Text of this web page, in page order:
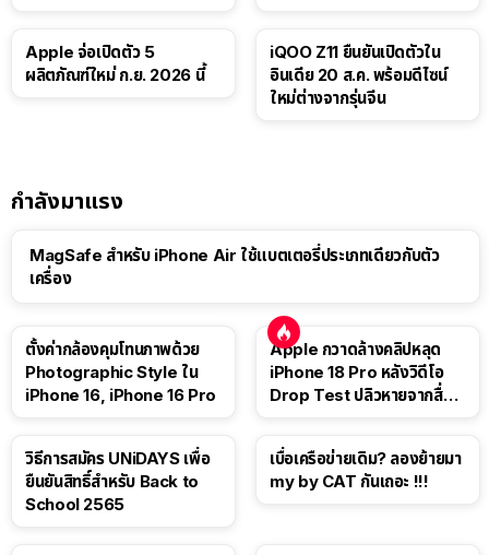
Apple จ่อเปิดตัว 5
ผลิตภัณฑ์ใหม่ ก.ย. 2026 นี้
iQOO Z11 ยืนยันเปิดตัวใน
อินเดีย 20 ส.ค. พร้อมดีไซน์
ใหม่ต่างจากรุ่นจีน
กำลังมาแรง
MagSafe สำหรับ iPhone Air ใช้แบตเตอรี่ประเภทเดียวกับตัว
เครื่อง
ตั้งค่ากล้องคุมโทนภาพด้วย
Photographic Style ใน
iPhone 16, iPhone 16 Pro
Apple กวาดล้างคลิปหลุด
iPhone 18 Pro หลังวิดีโอ
Drop Test ปลิวหายจากสื่อ
วิธีการสมัคร UNiDAYS เพื่อ
ยืนยันสิทธิ์สำหรับ Back to
School 2565
เบื่อเครือข่ายเดิม? ลองย้ายมา
my by CAT กันเถอะ !!!